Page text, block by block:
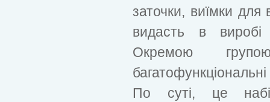
заточки, виїмки для
видасть в виробі
Окремою
По суті, це